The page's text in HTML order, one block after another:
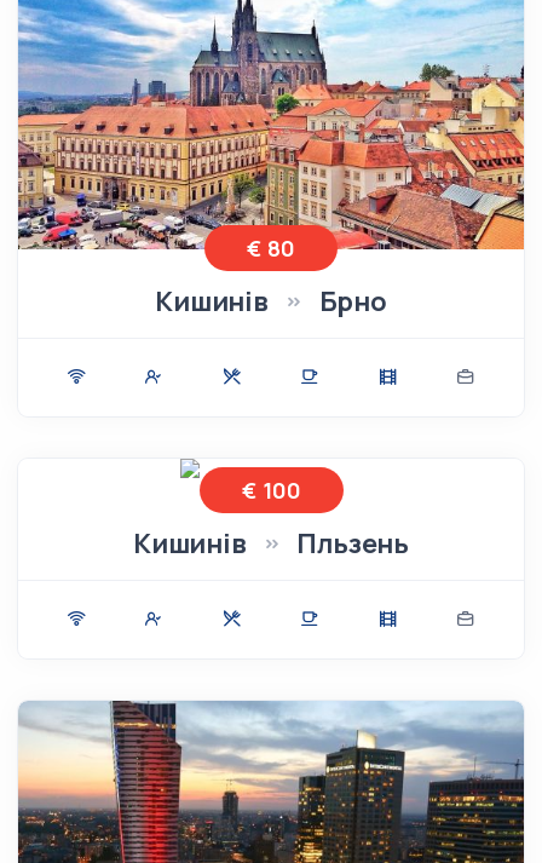
€ 80
Кишинів Брно
€ 100
Кишинів Пльзень